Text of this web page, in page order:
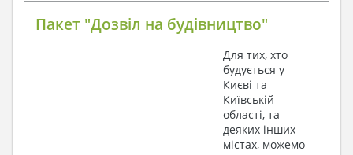
Пакет "Дозвіл на будівництво"
Для тих, хто
будується у
Києві та
Київській
області, та
деяких інших
містах, можемо